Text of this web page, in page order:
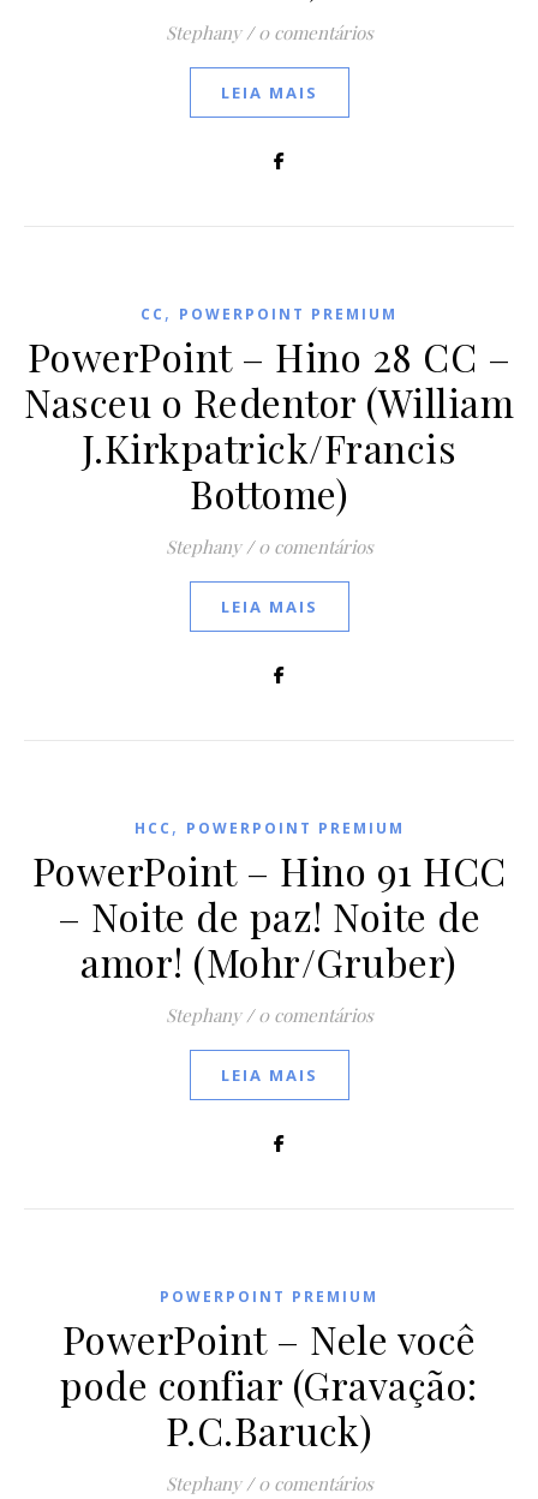
Stephany / 0 comentários
LEIA MAIS
CC , POWERPOINT PREMIUM
PowerPoint – Hino 28 CC –
Nasceu o Redentor (William
J.Kirkpatrick/Francis
Bottome)
Stephany / 0 comentários
LEIA MAIS
HCC , POWERPOINT PREMIUM
PowerPoint – Hino 91 HCC
– Noite de paz! Noite de
amor! (Mohr/Gruber)
Stephany / 0 comentários
LEIA MAIS
POWERPOINT PREMIUM
PowerPoint – Nele você
pode confiar (Gravação:
P.C.Baruck)
Stephany / 0 comentários